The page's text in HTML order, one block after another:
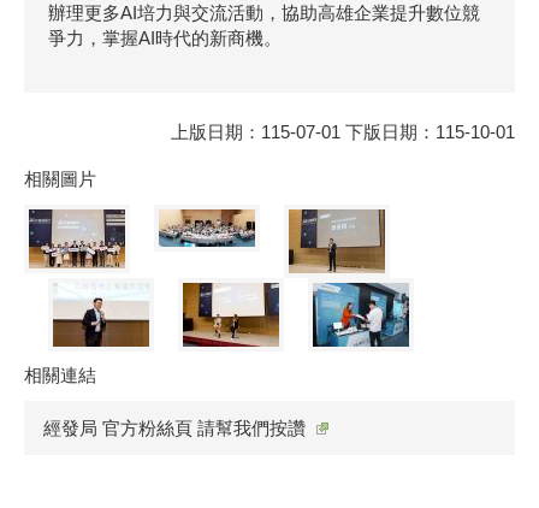
辦理更多AI培力與交流活動，協助高雄企業提升數位競
爭力，掌握AI時代的新商機。
上版日期：115-07-01 下版日期：115-10-01
相關圖片
相關連結
經發局 官方粉絲頁 請幫我們按讚